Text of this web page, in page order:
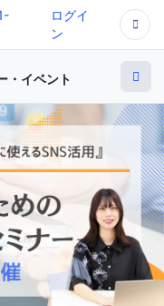
ログイ
ン
・イベント